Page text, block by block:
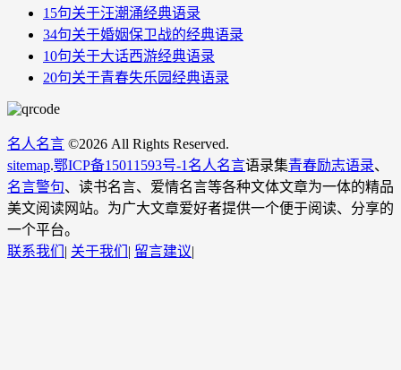
15句关于汪潮涌经典语录
34句关于婚姻保卫战​的经典语录
10句关于大话西游经典语录
20句关于青春失乐园经典语录
名人名言 ©2026 All Rights Reserved.
sitemap.鄂ICP备15011593号-1 名人名言语录集青春励志语录、
名言警句、读书名言、爱情名言等各种文体文章为一体的精品
美文阅读网站。为广大文章爱好者提供一个便于阅读、分享的
一个平台。
联系我们 | 关于我们 | 留言建议|